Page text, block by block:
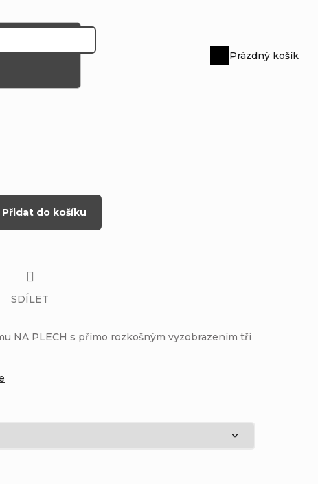
Nákupní
Prázdný košík
Přidat do košíku
NA PLECH s přímo rozkošným vyzobrazením tří
SDÍLET